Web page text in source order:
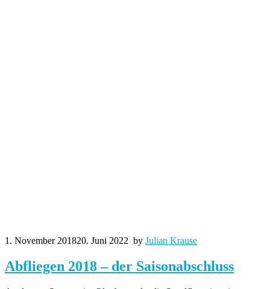
1. November 201820. Juni 2022 by Julian Krause
Abfliegen 2018 – der Saisonabschluss